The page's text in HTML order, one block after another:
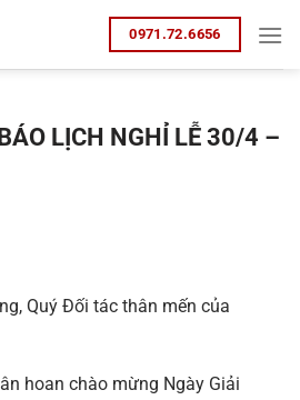
0971.72.6656
LỊCH NGHỈ LỄ 30/4 –
Quý Đối tác thân mến của
hoan chào mừng Ngày Giải